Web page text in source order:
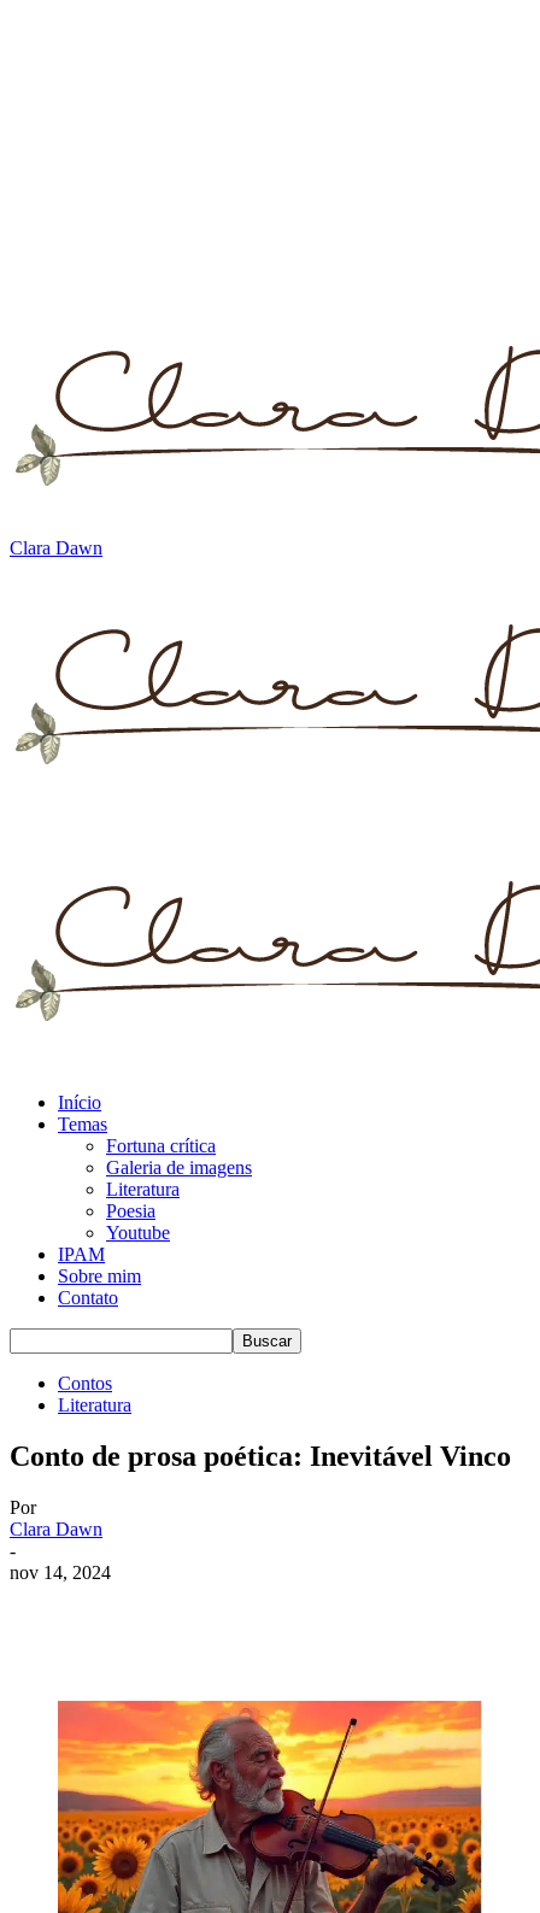
Clara Dawn
Início
Temas
Fortuna crítica
Galeria de imagens
Literatura
Poesia
Youtube
IPAM
Sobre mim
Contato
Contos
Literatura
Conto de prosa poética: Inevitável Vinco
Por
Clara Dawn
-
nov 14, 2024